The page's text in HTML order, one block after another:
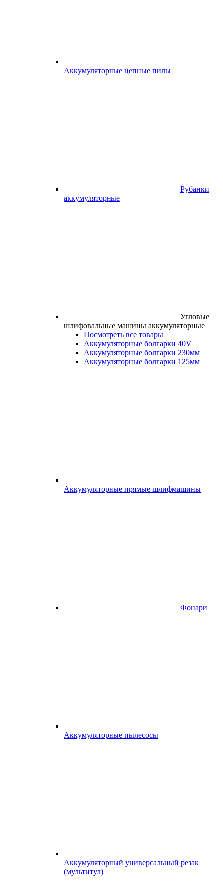
Аккумуляторные цепные пилы
Рубанки
аккумуляторные
Угловые
шлифовальные машины аккумуляторные
Посмотреть все товары
Аккумуляторные болгарки 40V
Аккумуляторные болгарки 230мм
Аккумуляторные болгарки 125мм
Аккумуляторные прямые шлифмашины
Фонари
Аккумуляторные пылесосы
Аккумуляторный универсальный резак
(мультитул)